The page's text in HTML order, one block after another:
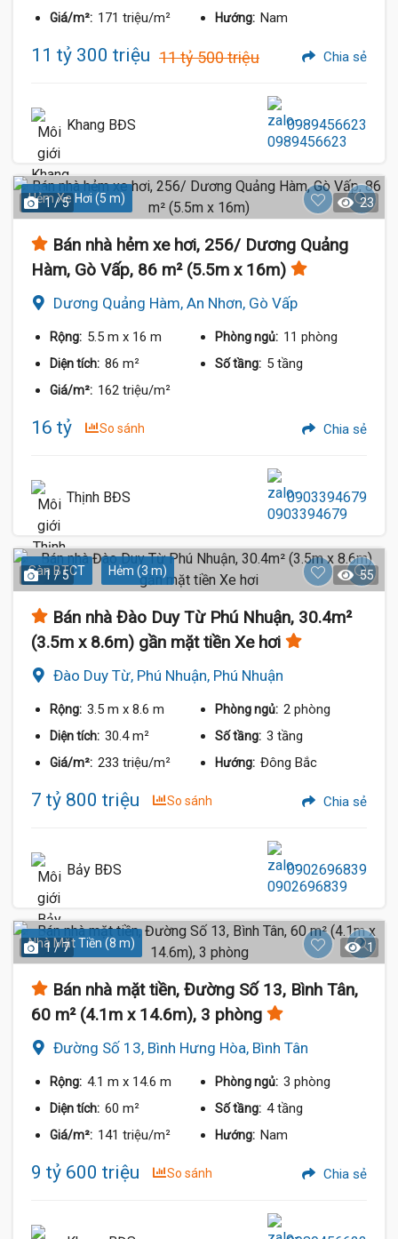
Giá/m²: 171 triệu/m² Hướng: Nam
11 tỷ 300 triệu 11 tỷ 500 triệu Chia sẻ
Khang BĐS 0989456623
Hẻm Xe Hơi (5 m)
1 / 5 23
Bán nhà hẻm xe hơi, 256/ Dương Quảng
Hàm, Gò Vấp, 86 m² (5.5m x 16m)
Dương Quảng Hàm, An Nhơn, Gò Vấp
Rộng: 5.5 m x 16 m Phòng ngủ: 11 phòng
Diện tích: 86 m² Số tầng: 5 tầng
Giá/m²: 162 triệu/m²
16 tỷ So sánh Chia sẻ
Thịnh BĐS 0903394679
Sàn BTCT Hẻm (3 m)
1 / 5 55
Bán nhà Đào Duy Từ Phú Nhuận, 30.4m²
(3.5m x 8.6m) gần mặt tiền Xe hơi
Đào Duy Từ, Phú Nhuận, Phú Nhuận
Rộng: 3.5 m x 8.6 m Phòng ngủ: 2 phòng
Diện tích: 30.4 m² Số tầng: 3 tầng
Giá/m²: 233 triệu/m² Hướng: Đông Bắc
7 tỷ 800 triệu So sánh Chia sẻ
Bảy BĐS 0902696839
Nhà Mặt Tiền (8 m)
1 / 7 1
Bán nhà mặt tiền, Đường Số 13, Bình Tân,
60 m² (4.1m x 14.6m), 3 phòng
Đường Số 13, Bình Hưng Hòa, Bình Tân
Rộng: 4.1 m x 14.6 m Phòng ngủ: 3 phòng
Diện tích: 60 m² Số tầng: 4 tầng
Giá/m²: 141 triệu/m² Hướng: Nam
9 tỷ 600 triệu So sánh Chia sẻ